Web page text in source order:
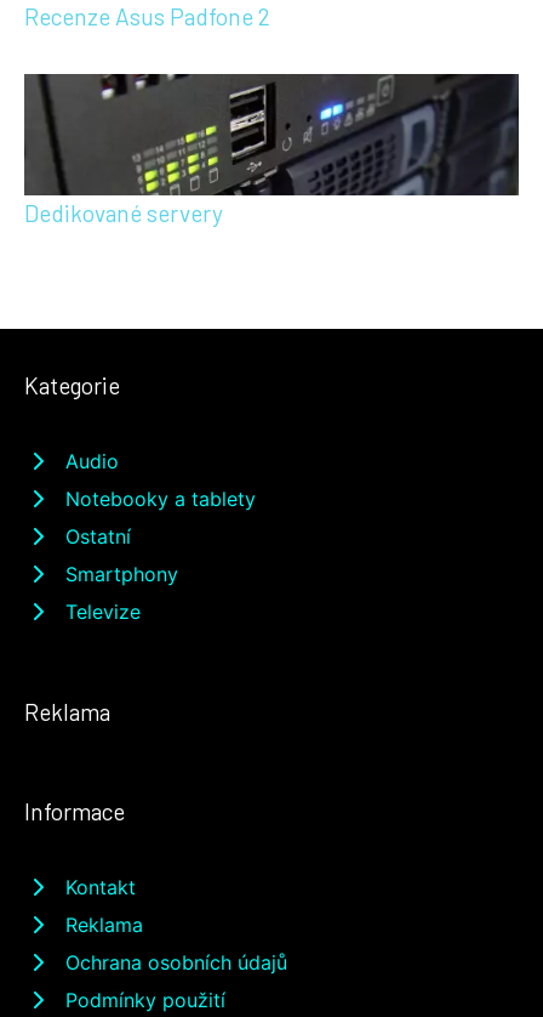
Recenze Asus Padfone 2
Dedikované servery
Kategorie
Audio
Notebooky a tablety
Ostatní
Smartphony
Televize
Reklama
Informace
Kontakt
Reklama
Ochrana osobních údajů
Podmínky použití